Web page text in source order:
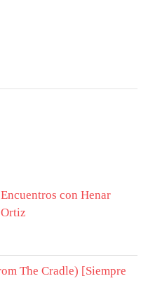
Encuentros con Henar
Ortiz